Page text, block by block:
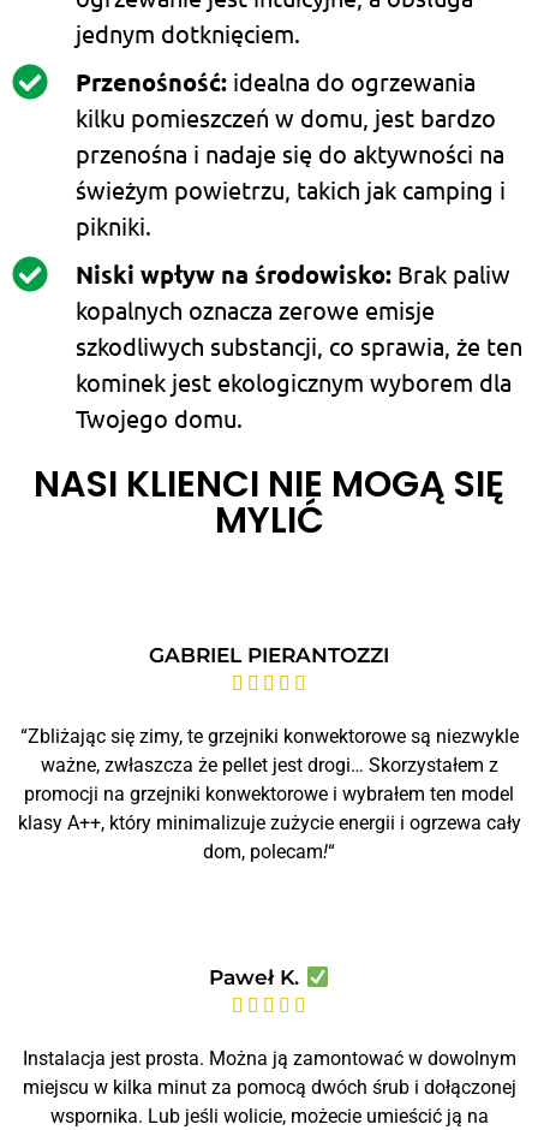
jednym dotknięciem.
Przenośność:idealna do ogrzewania
kilku pomieszczeń w domu, jest bardzo
przenośna i nadaje się do aktywności na
świeżym powietrzu, takich jak camping i
pikniki.
Niski wpływ na środowisko:Brak paliw
kopalnych oznacza zerowe emisje
szkodliwych substancji, co sprawia, że ten
kominek jest ekologicznym wyborem dla
Twojego domu.
NASI KLIENCI NIE MOGĄ SIĘ
MYLIĆ
GABRIEL PIERANTOZZI
    
“Zbliżając się zimy, te grzejniki konwektorowe są niezwykle
ważne, zwłaszcza że pellet jest drogi… Skorzystałem z
promocji na grzejniki konwektorowe i wybrałem ten model
klasy A++, który minimalizuje zużycie energii i ogrzewa cały
dom, polecam!“
Paweł K.
    
Instalacja jest prosta. Można ją zamontować w dowolnym
miejscu w kilka minut za pomocą dwóch śrub i dołączonej
wspornika. Lub jeśli wolicie, możecie umieścić ją na